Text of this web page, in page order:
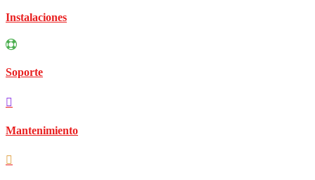
Instalaciones
Soporte
Mantenimiento